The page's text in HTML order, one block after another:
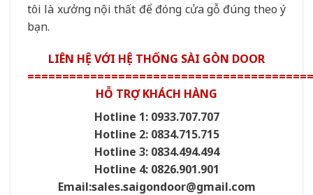
tôi là xưởng nội thất để đóng cửa gỗ đúng theo ý
bạn.
LIÊN HỆ VỚI HỆ THỐNG SÀI GÒN DOOR
HỖ TRỢ KHÁCH HÀNG
Hotline 1: 0933.707.707
Hotline 2: 0834.715.715
Hotline 3: 0834.494.494
Hotline 4: 0826.901.901
Email:sales.saigondoor@gmail.com